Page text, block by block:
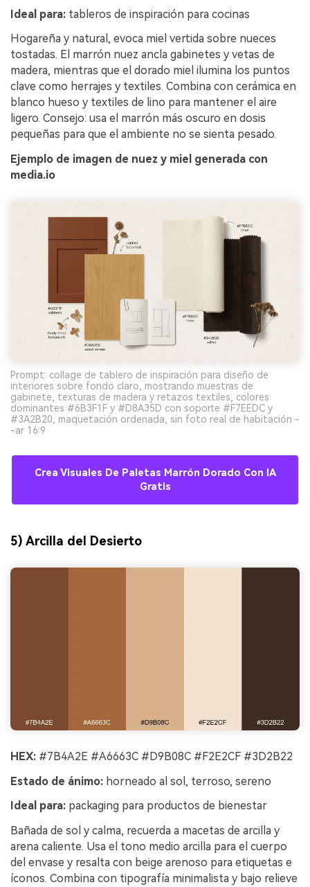
Ideal para: tableros de inspiración para cocinas
Hogareña y natural, evoca miel vertida sobre nueces
tostadas. El marrón nuez ancla gabinetes y vetas de
madera, mientras que el dorado miel ilumina los puntos
clave como herrajes y textiles. Combina con cerámica en
blanco hueso y textiles de lino para mantener el aire
ligero. Consejo: usa el marrón más oscuro en dosis
pequeñas para que el ambiente no se sienta pesado.
Ejemplo de imagen de nuez y miel generada con
media.io
Prompt: collage de tablero de inspiración para diseño de
interiores sobre fondo claro, mostrando muestras de
gabinete, texturas de madera y retazos textiles, colores
dominantes #6B3F1F y #D8A35D con soporte #F7EEDC y
#3A2B20, maquetación ordenada, sin foto real de habitación -
-ar 16:9
Crea Visuales De Paletas Marrón Dorado Con IA
Gratis
5) Arcilla del Desierto
HEX: #7B4A2E #A6663C #D9B08C #F2E2CF #3D2B22
Estado de ánimo: horneado al sol, terroso, sereno
Ideal para: packaging para productos de bienestar
Bañada de sol y calma, recuerda a macetas de arcilla y
arena caliente. Usa el tono medio arcilla para el cuerpo
del envase y resalta con beige arenoso para etiquetas e
íconos. Combina con tipografía minimalista y bajo relieve